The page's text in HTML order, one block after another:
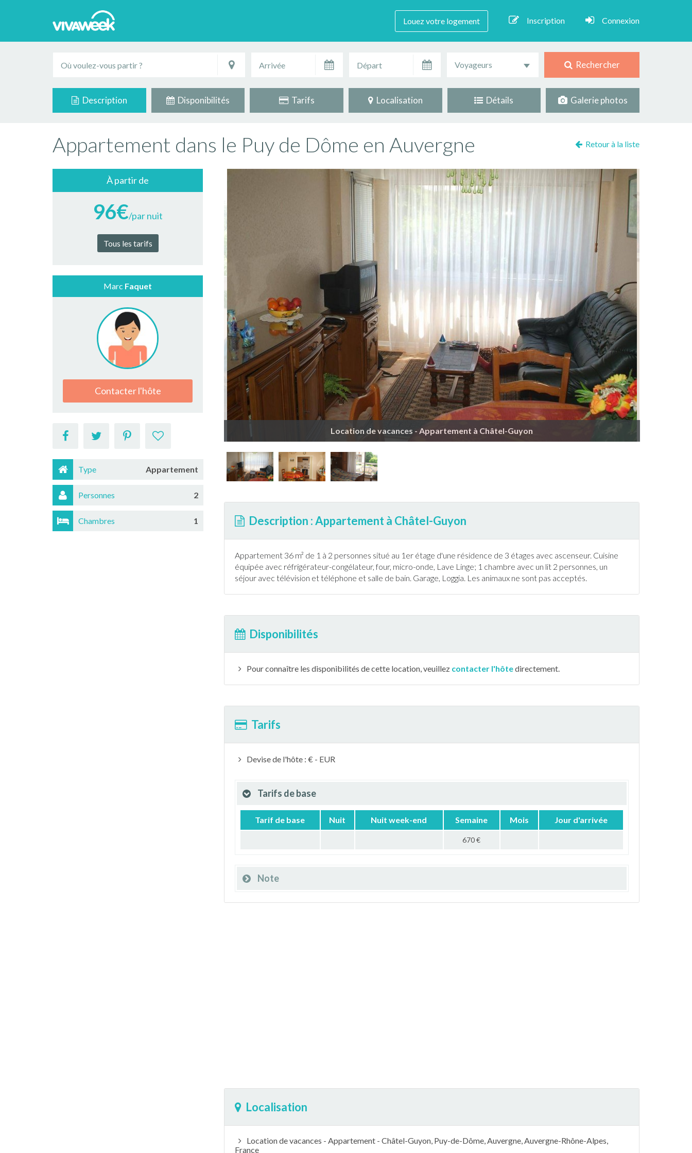
Louez votre logement Inscription Connexion
Voyageurs Rechercher
Description Disponibilités Tarifs Localisation Détails Galerie photos
Appartement dans le Puy de Dôme en Auvergne Retour à la liste
À partir de
96€/par nuit
Tous les tarifs
Marc Faquet
Contacter l'hôte
Type Appartement
Personnes 2
Chambres 1
Location de vacances - Appartement à Châtel-Guyon
Description : Appartement à Châtel-Guyon
Appartement36 m² de 1 à 2 personnes situé au 1er étage d'une résidence de 3 étages avec ascenseur. Cuisine
équipée avec réfrigérateur-congélateur, four, micro-onde, Lave Linge; 1 chambre avec un lit 2 personnes, un
séjour avec télévision et téléphone et salle de bain. Garage, Loggia. Les animaux ne sont pas acceptés.
Disponibilités
Pour connaître les disponibilités de cette location, veuillez contacter l'hôtedirectement.
Tarifs
Devise de l'hôte : € - EUR
Tarifs de base
Tarif de base Nuit Nuit week-end Semaine Mois Jour d'arrivée
670 €
Note
Localisation
Location de vacances - Appartement - Châtel-Guyon, Puy-de-Dôme, Auvergne, Auvergne-Rhône-Alpes,
France